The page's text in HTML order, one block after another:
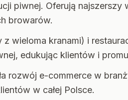
piwnej. Oferują najszerszy
browarów.
z wieloma kranami) i
edukując klientów i
rozwój e-commerce w
w całej Polsce.